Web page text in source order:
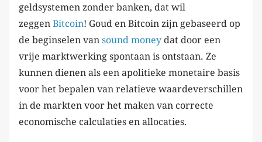
geldsystemen zonder banken, dat wil
zeggen Bitcoin! Goud en Bitcoin zijn gebaseerd op
de beginselen van sound money dat door een
vrije marktwerking spontaan is ontstaan. Ze
kunnen dienen als een apolitieke monetaire basis
voor het bepalen van relatieve waardeverschillen
in de markten voor het maken van correcte
economische calculaties en allocaties.